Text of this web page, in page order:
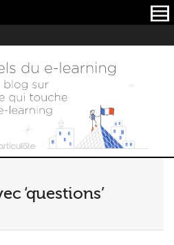
‘questions’